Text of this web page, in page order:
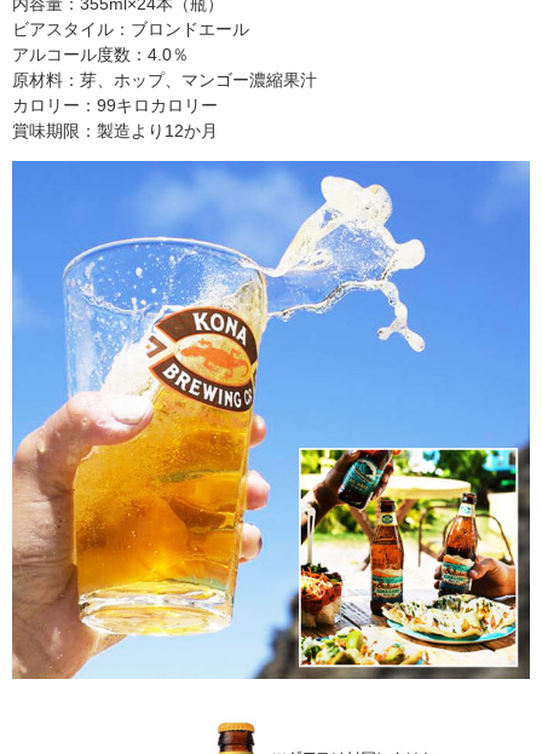
ビアスタイル：ブロンドエール
アルコール度数：4.0％
原材料：芽、ホップ、マンゴー濃縮果汁
カロリー：99キロカロリー
賞味期限：製造より12か月